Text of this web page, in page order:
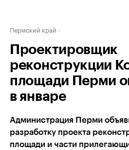
Пермский край
Проектировщик
реконструкции
площади Перми
в январе
Администрация Перми
разработку проекта
площади и части